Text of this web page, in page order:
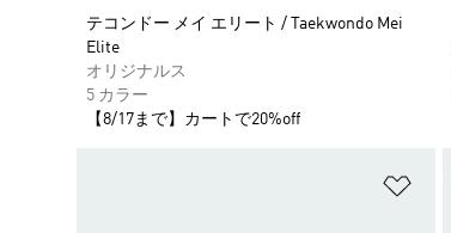
テコンドー メイ エリート / Taekwondo Mei
Elite
オリジナルス
5 カラー
【8/17まで】カートで20%off